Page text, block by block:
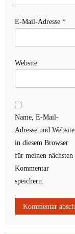
E-Mail-Adresse *
Website
Name, E-Mail-
Adresse und Website
in diesem Browser
für meinen nächsten
Kommentar
speichern.